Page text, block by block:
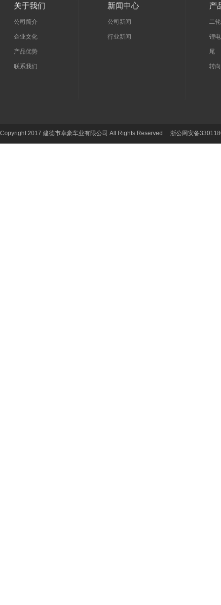
关于我们
公司简介
企业文化
产品优势
联系我们
新闻中心
公司新闻
行业新闻
产
二
锂
尾
转
Copyright 2017 建德市卓豪车业有限公司 All Rights Reserved 浙公网安备